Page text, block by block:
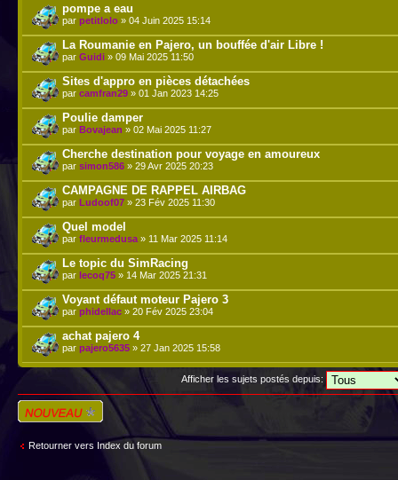
pompe a eau
par petitlolo » 04 Juin 2025 15:14
La Roumanie en Pajero, un bouffée d'air Libre !
par Guidi » 09 Mai 2025 11:50
Sites d'appro en pièces détachées
par camfran29 » 01 Jan 2023 14:25
Poulie damper
par Bovajean » 02 Mai 2025 11:27
Cherche destination pour voyage en amoureux
par simon586 » 29 Avr 2025 20:23
CAMPAGNE DE RAPPEL AIRBAG
par Ludoof07 » 23 Fév 2025 11:30
Quel model
par fleurmedusa » 11 Mar 2025 11:14
Le topic du SimRacing
par lecoq75 » 14 Mar 2025 21:31
Voyant défaut moteur Pajero 3
par phidellac » 20 Fév 2025 23:04
achat pajero 4
par pajero5635 » 27 Jan 2025 15:58
Afficher les sujets postés depuis:
Écrire un nouveau
sujet
Retourner vers Index du forum